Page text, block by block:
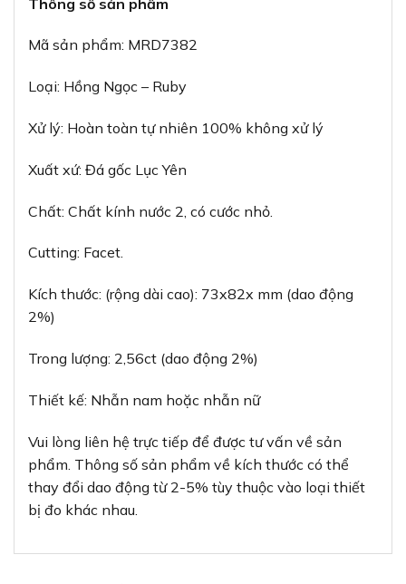
Mã sản phẩm: MRD7382
Loại: Hồng Ngọc – Ruby
Xử lý: Hoàn toàn tự nhiên 100% không xử lý
Xuất xứ: Đá gốc Lục Yên
Chất: Chất kính nước 2, có cước nhỏ.
Cutting: Facet.
Kích thước: (rộng dài cao): 73x82x mm (dao động
2%)
Trong lượng: 2,56ct (dao động 2%)
Thiết kế: Nhẫn nam hoặc nhẫn nữ
Vui lòng liên hệ trực tiếp để được tư vấn về sản
phẩm. Thông số sản phẩm về kích thước có thể
thay đổi dao động từ 2-5% tùy thuộc vào loại thiết
bị đo khác nhau.